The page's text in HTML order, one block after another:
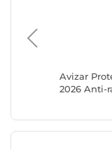
Avizar
2026 Anti-